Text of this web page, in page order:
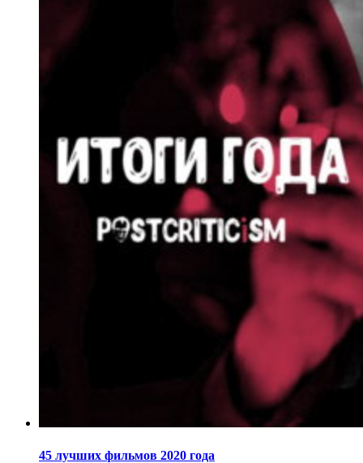
45 лучших фильмов 2020 года